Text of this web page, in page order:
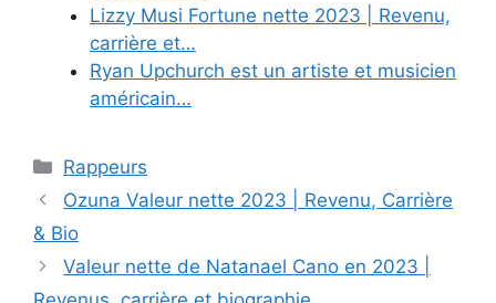
Lizzy Musi Fortune nette 2023 | Revenu,
carrière et…
Ryan Upchurch est un artiste et musicien
américain…
Categories
Rappeurs
Ozuna Valeur nette 2023 | Revenu, Carrière
& Bio
Valeur nette de Natanael Cano en 2023 |